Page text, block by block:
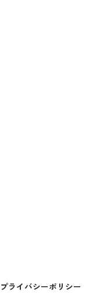
プライバシーポリシー